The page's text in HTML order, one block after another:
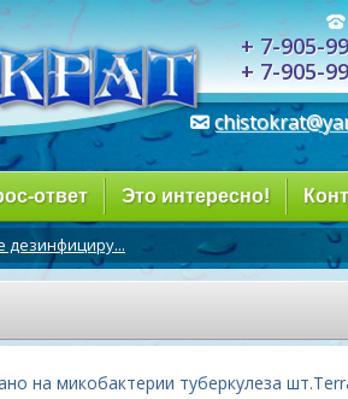
+ 7-905-
+ 7-905-
ответ Это интересно!
дезинфициру...
на микобактерии туберкулеза